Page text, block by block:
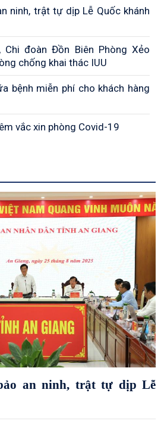
ninh, trật tự dịp Lễ Quốc khánh
Chi đoàn Đồn Biên Phòng Xẻo
chống khai thác IUU
bệnh miễn phí cho khách hàng
vắc xin phòng Covid-19
an ninh, trật tự dịp Lễ